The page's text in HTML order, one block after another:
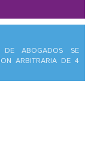
DE ABOGADOS SE
ARBITRARIA DE 4